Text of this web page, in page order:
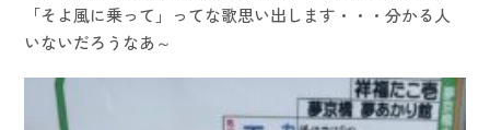
「そよ風に乗って」ってな歌思い出します・・・分かる人
いないだろうなあ～